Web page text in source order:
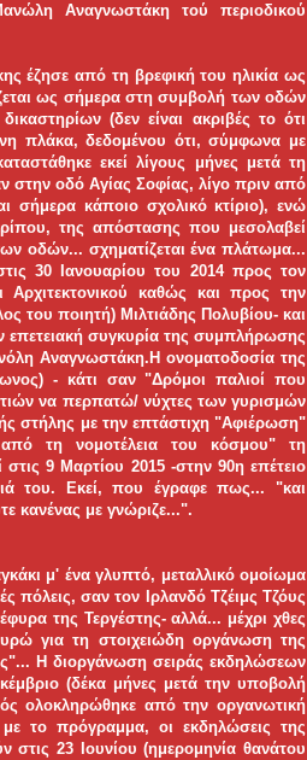
Αναγνωστάκη τού περιοδικού
έζησε από τη βρεφική του ηλικία ως
ως σήμερα στη συμβολή των οδών
(δεν είναι ακριβές το ότι
πλάκα, δεδομένου ότι, σύμφωνα με
εκεί λίγους μήνες μετά τη
στην οδό Αγίας Σοφίας, λίγο πριν από
σήμερα κάποιο σχολικό κτίριο), ενώ
της απόστασης που μεσολαβεί
οδών... σχηματίζεται ένα πλάτωμα...
30 Ιανουαρίου του 2014 προς τον
Αρχιτεκτονικού καθώς και προς την
του ποιητή) Μιλτιάδης Πολυβίου- και
επετειακή συγκυρία της συμπλήρωσης
Αναγνωστάκη.Η ονοματοδοσία της
- κάτι σαν "Δρόμοι παλιοί που
να περπατώ/ νύχτες των γυρισμών
στήλης με την επτάστιχη "Αφιέρωση"
τη νομοτέλεια του κόσμου" τη
9 Μαρτίου 2015 -στην 90η επέτειο
του. Εκεί, που έγραφε πως... "και
κανένας με γνώριζε...".
μ' ένα γλυπτό, μεταλλικό ομοίωμα
πόλεις, σαν τον Ιρλανδό Τζέιμς Τζόυς
της Τεργέστης- αλλά... μέχρι χθες
για τη στοιχειώδη οργάνωση της
Η διοργάνωση σειράς εκδηλώσεων
(δέκα μήνες μετά την υποβολή
ολοκληρώθηκε από την οργανωτική
το πρόγραμμα, οι εκδηλώσεις της
23 Ιουνίου (ημερομηνία θανάτου